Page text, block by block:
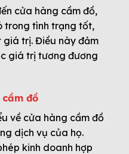
cửa hàng cầm đồ,
trong tình trạng tốt,
giá trị. Điều này đảm
giá trị tương đương
đồ
về cửa hàng cầm đồ
dịch vụ của họ.
kinh doanh hợp